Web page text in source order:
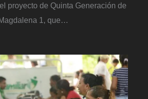
proyecto de Quinta Generación de
1, que…